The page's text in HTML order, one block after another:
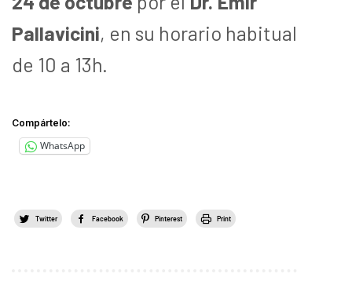
Pallavicini, en su horario habitual
de 10 a 13h.
Compártelo:
WhatsApp
Twitter Facebook Pinterest Print